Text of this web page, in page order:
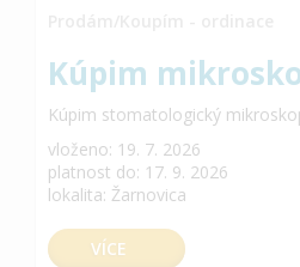
Kúpim
Kúpim stomatologický
vloženo: 19. 7. 2026
platnost do: 17. 9. 2026
lokalita: Žarnovica
VÍCE